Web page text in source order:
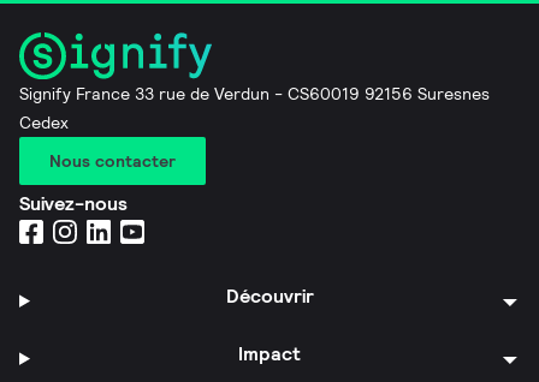
Signify France 33 rue de Verdun - CS60019 92156 Suresnes
Cedex
Nous contacter
Suivez-nous
Découvrir
Impact